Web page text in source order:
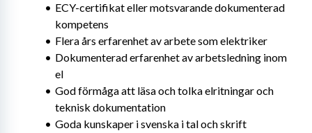
ECY-certifikat eller motsvarande dokumenterad
kompetens
Flera års erfarenhet av arbete som elektriker
Dokumenterad erfarenhet av arbetsledning inom
el
God förmåga att läsa och tolka elritningar och
teknisk dokumentation
Goda kunskaper i svenska i tal och skrift